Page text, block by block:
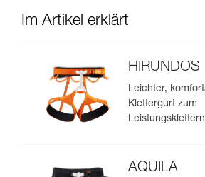
Im Artikel erklärt
HIRUNDOS
Leichter,
Klettergurt zum
AQUILA